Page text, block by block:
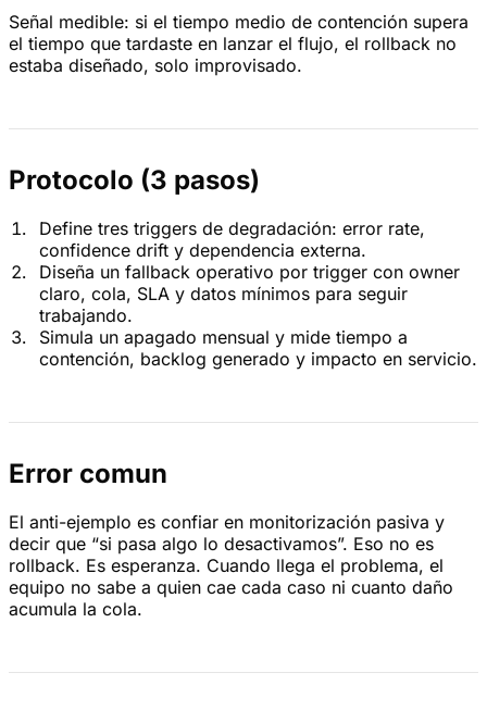
Señal medible: si el tiempo medio de contención supera
el tiempo que tardaste en lanzar el flujo, el rollback no
estaba diseñado, solo improvisado.
Protocolo (3 pasos)
Define tres triggers de degradación: error rate,
confidence drift y dependencia externa.
Diseña un fallback operativo por trigger con owner
claro, cola, SLA y datos mínimos para seguir
trabajando.
Simula un apagado mensual y mide tiempo a
contención, backlog generado y impacto en servicio.
Error comun
El anti-ejemplo es confiar en monitorización pasiva y
decir que “si pasa algo lo desactivamos”. Eso no es
rollback. Es esperanza. Cuando llega el problema, el
equipo no sabe a quien cae cada caso ni cuanto daño
acumula la cola.